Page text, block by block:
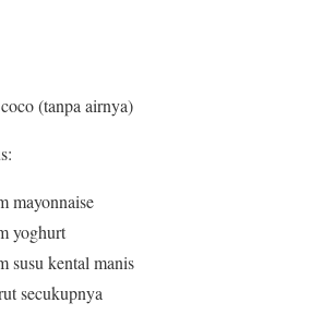
(tanpa airnya)
mayonnaise
yoghurt
susu kental manis
secukupnya